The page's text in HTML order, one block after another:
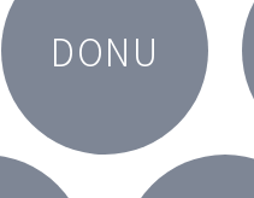
DONU